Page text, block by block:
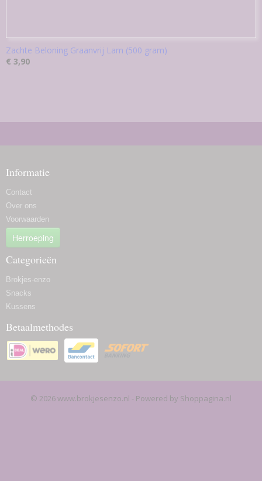
Zachte Beloning Graanvrij Lam (500 gram)
€ 3,90
Informatie
Contact
Over ons
Voorwaarden
Herroeping
Categorieën
Brokjes-enzo
Snacks
Kussens
Betaalmethodes
© 2026 www.brokjesenzo.nl - Powered by Shoppagina.nl